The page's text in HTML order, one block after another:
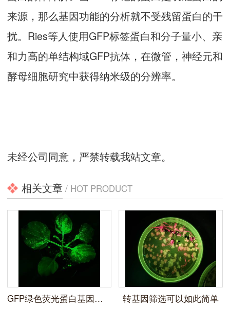
来源，那么基因功能的分析就不受残留蛋白的干
扰。Ries等人使用GFP标签蛋白和分子量小、亲
和力高的单结构域GFP抗体，在微管，神经元和
酵母细胞研究中获得纳米级的分辨率。
未经公司同意，严禁转载我站文章。
相关文章 / HOT PRODUCT
GFP绿色荧光蛋白基因标记的观察方法 转基因筛选可以如此简单